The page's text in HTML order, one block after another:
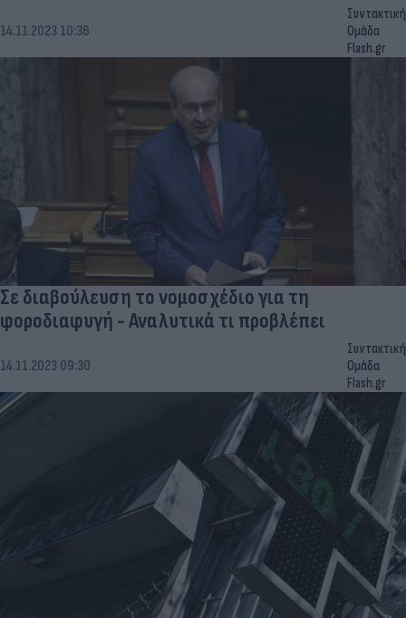
14.11.2023 10:36
Συντακτική
Ομάδα
Flash.gr
Σε διαβούλευση το νομοσχέδιο για τη
φοροδιαφυγή - Αναλυτικά τι προβλέπει
14.11.2023 09:30
Συντακτική
Ομάδα
Flash.gr